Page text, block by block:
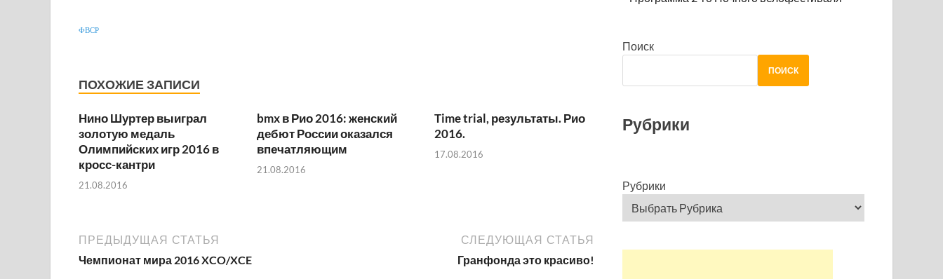
ФВСР
ПОХОЖИЕ ЗАПИСИ
Нино Шуртер выиграл
золотую медаль
Олимпийских игр 2016 в
кросс-кантри
21.08.2016
bmx в Рио 2016: женский
дебют России оказался
впечатляющим
21.08.2016
Time trial, результаты. Рио
2016.
17.08.2016
ПРЕДЫДУЩАЯ СТАТЬЯ
Чемпионат мира 2016 XCO/XCE
СЛЕДУЮЩАЯ СТАТЬЯ
Гранфонда это красиво!
Поиск
ПОИСК
Рубрики
Рубрики